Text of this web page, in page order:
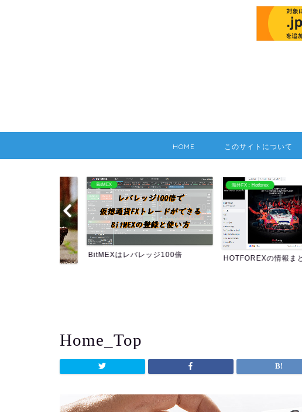
HOME このサイトについて
BitMEX
BitMEXはレバレッジ100倍
海外FX：Hotforex
HOTFOREXの情報まとめ
Home_Top